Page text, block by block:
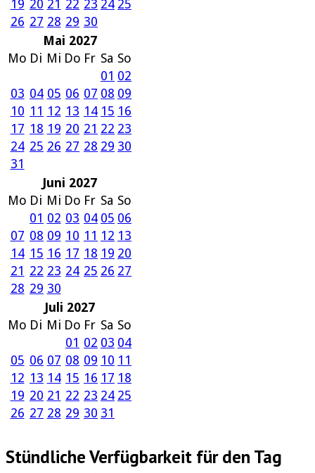
19 20 21 22 23 24 25
26 27 28 29 30
Mai 2027
Mo Di Mi Do Fr Sa So
01 02
03 04 05 06 07 08 09
10 11 12 13 14 15 16
17 18 19 20 21 22 23
24 25 26 27 28 29 30
31
Juni 2027
Mo Di Mi Do Fr Sa So
01 02 03 04 05 06
07 08 09 10 11 12 13
14 15 16 17 18 19 20
21 22 23 24 25 26 27
28 29 30
Juli 2027
Mo Di Mi Do Fr Sa So
01 02 03 04
05 06 07 08 09 10 11
12 13 14 15 16 17 18
19 20 21 22 23 24 25
26 27 28 29 30 31
Stündliche Verfügbarkeit für den Tag